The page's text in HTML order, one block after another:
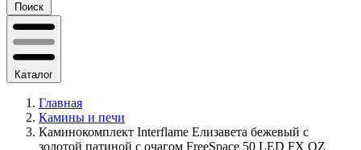
Поиск
Каталог
Главная
Камины и печи
Каминокомплект Interflame Елизавета бежевый с
золотой патиной с очагом FreeSpace 50 LED FX QZ